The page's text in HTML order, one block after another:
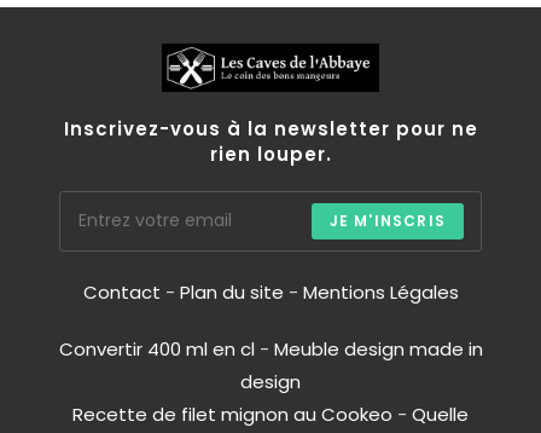
Inscrivez-vous à la newsletter pour ne
rien louper.
JE M'INSCRIS
Contact - Plan du site - Mentions Légales
Convertir 400 ml en cl - Meuble design made in
design
Recette de filet mignon au Cookeo - Quelle